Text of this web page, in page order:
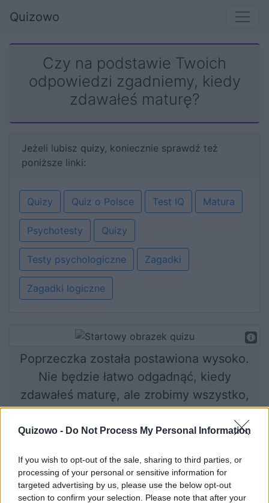
Quizowo - Do Not Process My Personal Information
If you wish to opt-out of the sale, sharing to third parties, or
processing of your personal or sensitive information for
targeted advertising by us, please use the below opt-out
section to confirm your selection. Please note that after your
Quizowo
Czy na podstawie Twoich
odpowiedzi zgadniemy, kiedy
zdawałeś maturę?
Jeżeli lubisz quizy, koniecznie sprawdź też
poniższe linki:
Quizy Quiz o Polsce Test IQ Matura
Psychotesty Quizy
Testy psychologiczne Zagadki
Zagadki logiczne
Poprzeczka została postawiona wysoko.
Nie będzie łatwo odgadnąć, kiedy
zdawałeś maturę, ale zrobimy wszystko,
aby podołać temu zadaniu. Sprawdź, czy
nam się uda!
Rozpocznij quiz